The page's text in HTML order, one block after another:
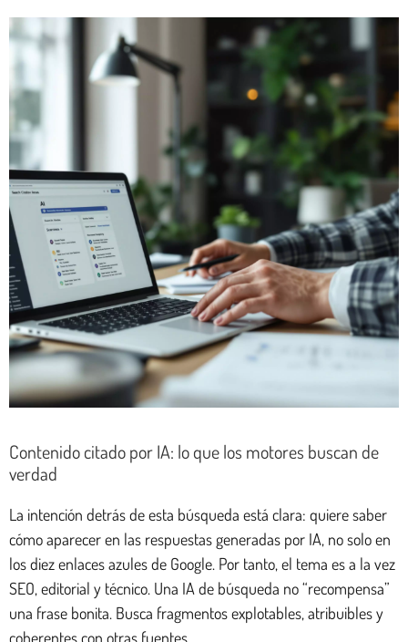
Contenido citado por IA: lo que los motores buscan de
verdad
La intención detrás de esta búsqueda está clara: quiere saber
cómo aparecer en las respuestas generadas por IA, no solo en
los diez enlaces azules de Google. Por tanto, el tema es a la vez
SEO, editorial y técnico. Una IA de búsqueda no “recompensa”
una frase bonita. Busca fragmentos explotables, atribuibles y
coherentes con otras fuentes.